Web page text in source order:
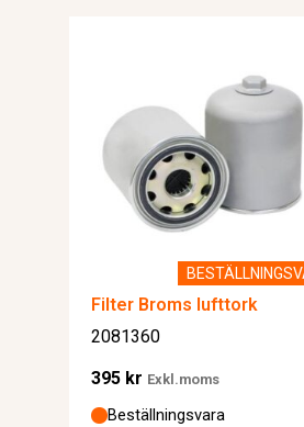
Filter Broms lufttork
2081360
395 kr Exkl.moms
Beställningsvara